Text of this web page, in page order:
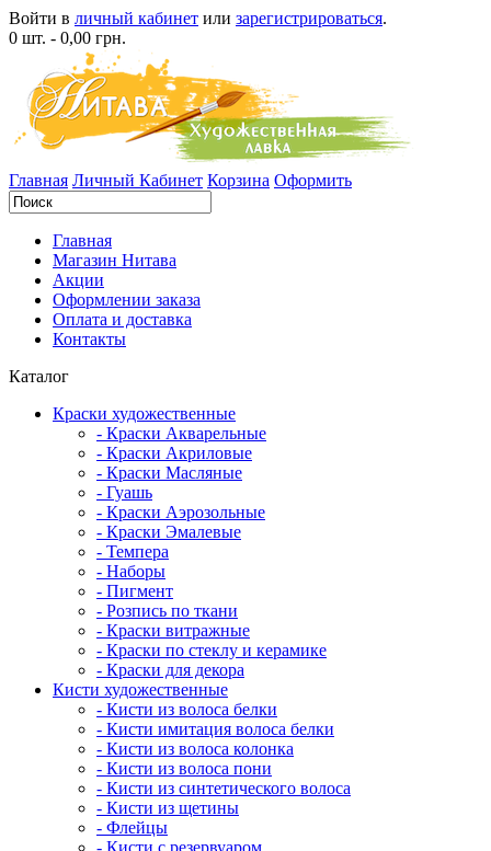
Войти в личный кабинет или зарегистрироваться.
0 шт. - 0,00 грн.
Главная Личный Кабинет Корзина Оформить
Главная
Магазин Нитава
Акции
Оформлении заказа
Оплата и доставка
Контакты
Каталог
Краски художественные
- Краски Акварельные
- Краски Акриловые
- Краски Масляные
- Гуашь
- Краски Аэрозольные
- Краски Эмалевые
- Темпера
- Наборы
- Пигмент
- Розпись по ткани
- Краски витражные
- Краски по стеклу и керамике
- Краски для декора
Кисти художественные
- Кисти из волоса белки
- Кисти имитация волоса белки
- Кисти из волоса колонка
- Кисти из волоса пони
- Кисти из синтетического волоса
- Кисти из щетины
- Флейцы
- Кисти с резервуаром